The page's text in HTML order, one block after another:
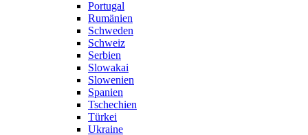
Portugal
Rumänien
Schweden
Schweiz
Serbien
Slowakai
Slowenien
Spanien
Tschechien
Türkei
Ukraine